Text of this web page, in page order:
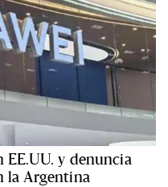
EE.UU. y denuncia
la Argentina